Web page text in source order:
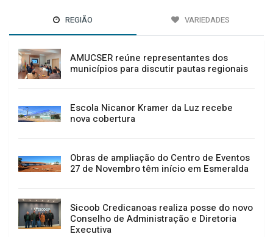
REGIÃO VARIEDADES
AMUCSER reúne representantes dos
municípios para discutir pautas regionais
Escola Nicanor Kramer da Luz recebe
nova cobertura
Obras de ampliação do Centro de Eventos
27 de Novembro têm início em Esmeralda
Sicoob Credicanoas realiza posse do novo
Conselho de Administração e Diretoria
Executiva